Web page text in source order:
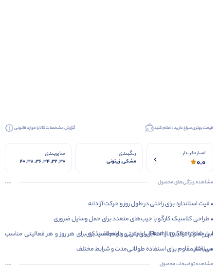
قیمت بهتری سراغ دارید ، اعلام کنید گزارش مشخصات کالا یا موارد قانونی
امتیاز 0 خریدار
0.0
رنگبندی
مشکی, زیتونی
سایزبندی
۳۰, ۳۲, ۳۴, ۳۶, ۳۸, ۴۰
مشاهده ویژگی‌های محصول
• فیت استاندارد برای راحتی در طول روز و حرکت آزادانه
• طراحی کلاسیک کارگو با جیب‌های متعدد برای حمل وسایل ضروری
• پارچه Premium Stretch برای راحتی و انعطاف‌پذیری
• ساختار مقاوم برای استفاده طولانی‌مدت و شرایط مختلف
• ۹ جیب کاربردی شامل جیب‌های جلو، کارگو و جیب‌های اضافی برای دسترسی راحت به
این شلوار، ترکیبی از استایل، راحتی و دوام است که برای هر روز و هر فعالیتی مناسب
می‌باشد.
مشاهده توضیحات محصول